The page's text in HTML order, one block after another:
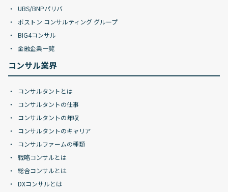
UBS/BNPパリバ
ボストン コンサルティング グループ
BIG4コンサル
金融企業一覧
コンサル業界
コンサルタントとは
コンサルタントの仕事
コンサルタントの年収
コンサルタントのキャリア
コンサルファームの種類
戦略コンサルとは
総合コンサルとは
DXコンサルとは